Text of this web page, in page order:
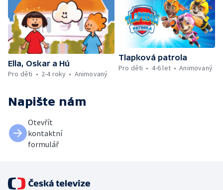
Ella, Oskar a Hú
Pro děti
2-4 roky Animovaný
Tlapková patrola
Pro děti
4-6 let Animovaný
Napište nám
Otevřít
kontaktní
formulář